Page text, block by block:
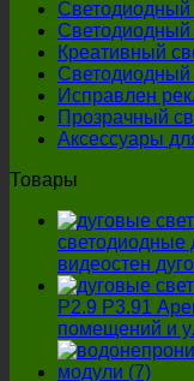
Светодиодный
Светодиодный
Креативный
Исправлен
Прозрачный
Аксессуары
Товары
светодиодные
видеостен
P2.9 P3.91
помещений и